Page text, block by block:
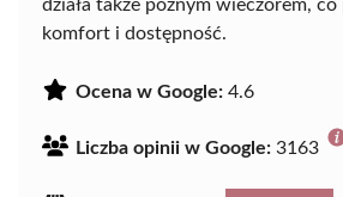
działa także późnym wieczorem,
komfort i dostępność.
Ocena w Google: 4.6
Liczba opinii w Google: 3163